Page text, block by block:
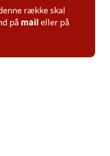
række skal
på mail eller på